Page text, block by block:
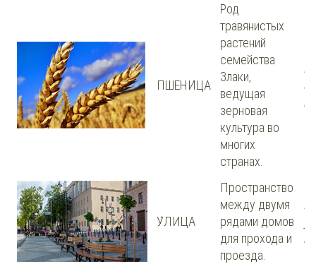
ПШЕНИ́ЦА
Род
травянистых
растений
семейства
Злаки,
ведущая
зерновая
культура во
многих
странах.
У́ЛИЦА
Пространство
между двумя
рядами домов
для прохода и
проезда.